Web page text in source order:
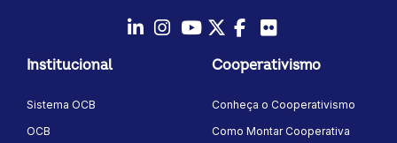
Institucional
Sistema OCB
OCB
Cooperativismo
Conheça o Cooperativismo
Como Montar Cooperativa